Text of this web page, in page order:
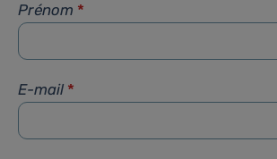
Prénom *
E-mail *